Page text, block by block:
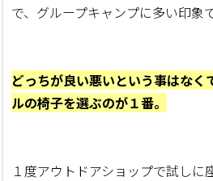
で、グループキャンプに多い印象で
どっちが良い悪いという事はなく
ルの椅子を選ぶのが１番。
１度アウトドアショップで試しに